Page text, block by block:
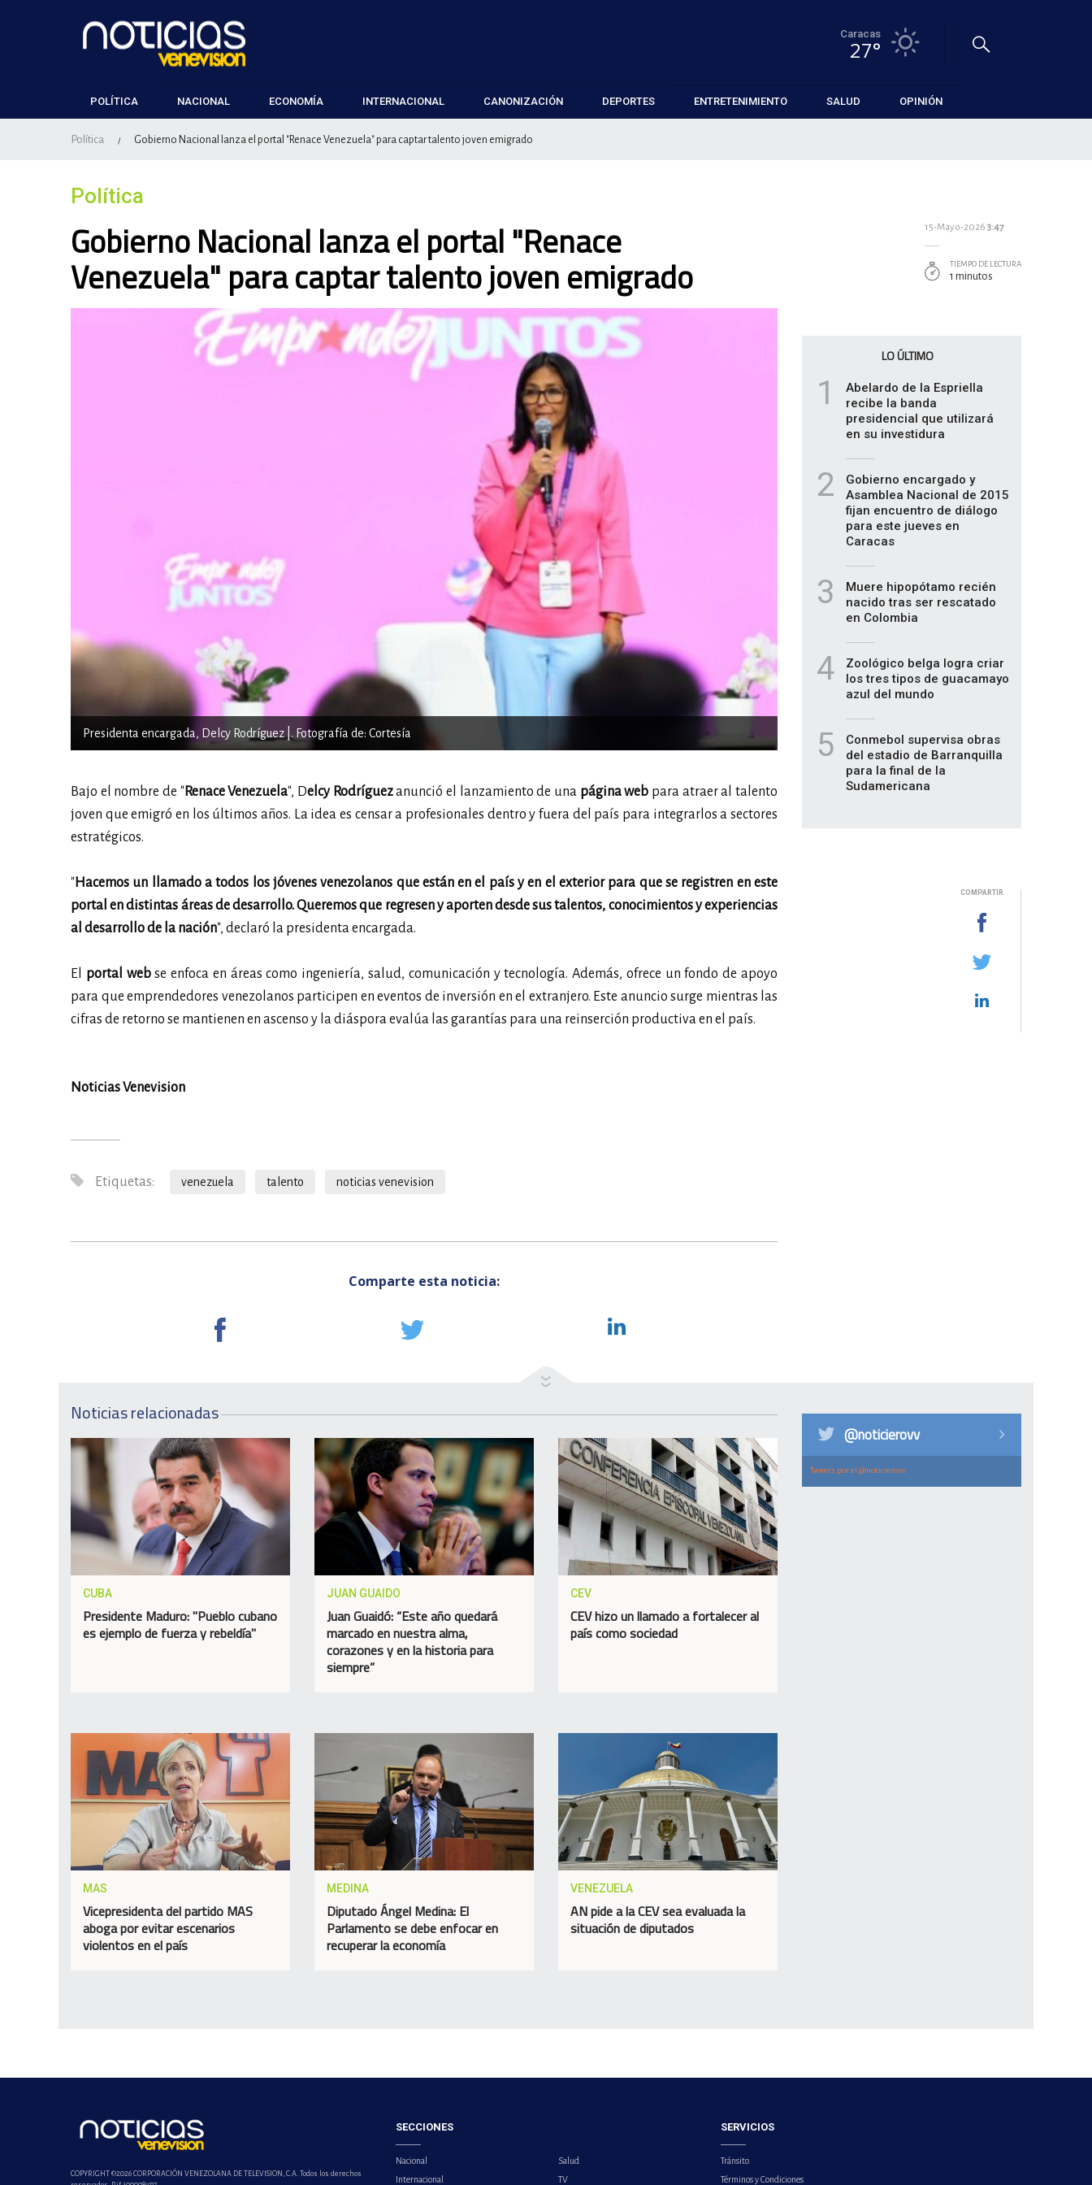
Caracas
27°
POLÍTICA NACIONAL ECONOMÍA INTERNACIONAL CANONIZACIÓN DEPORTES ENTRETENIMIENTO SALUD OPINIÓN
Política / Gobierno Nacional lanza el portal "Renace Venezuela" para captar talento joven emigrado
Política
Gobierno Nacional lanza el portal "Renace
Venezuela" para captar talento joven emigrado
Presidenta encargada, Delcy Rodríguez |. Fotografía de: Cortesía
Bajo el nombre de "Renace Venezuela", Delcy Rodríguezanunció el lanzamiento de una página web para atraer al talento
joven que emigró en los últimos años. La idea es censar a profesionales dentro y fuera del país para integrarlos a sectores
estratégicos.
"Hacemos un llamado a todos los jóvenes venezolanos que están en el país y en el exterior para que se registren en este
portal en distintas áreas de desarrollo. Queremos que regresen y aporten desde sus talentos, conocimientos y experiencias
al desarrollo de la nación", declaró la presidenta encargada.
El portal webse enfoca en áreas como ingeniería, salud, comunicación y tecnología. Además, ofrece un fondo de apoyo
para que emprendedores venezolanos participen en eventos de inversión en el extranjero. Este anuncio surge mientras las
cifras de retorno se mantienen en ascenso y la diáspora evalúa las garantías para una reinserción productiva en el país.
Noticias Venevision
Etiquetas: venezuela talento noticias venevision
Comparte esta noticia:
15-Mayo-2026 3:47
TIEMPO DE LECTURA
1 minutos
LO ÚLTIMO
1
Abelardo de la Espriella
recibe la banda
presidencial que utilizará
en su investidura
2
Gobierno encargado y
Asamblea Nacional de 2015
fijan encuentro de diálogo
para este jueves en
Caracas
3
Muere hipopótamo recién
nacido tras ser rescatado
en Colombia
4
Zoológico belga logra criar
los tres tipos de guacamayo
azul del mundo
5
Conmebol supervisa obras
del estadio de Barranquilla
para la final de la
Sudamericana
COMPARTIR
Noticias relacionadas
CUBA
Presidente Maduro: "Pueblo cubano
es ejemplo de fuerza y rebeldía"
JUAN GUAIDO
Juan Guaidó: “Este año quedará
marcado en nuestra alma,
corazones y en la historia para
siempre”
CEV
CEV hizo un llamado a fortalecer al
país como sociedad
MAS
Vicepresidenta del partido MAS
aboga por evitar escenarios
violentos en el país
MEDINA
Diputado Ángel Medina: El
Parlamento se debe enfocar en
recuperar la economía
VENEZUELA
AN pide a la CEV sea evaluada la
situación de diputados
@noticierovv
Tweets por el @noticierovv.
COPYRIGHT ©2026 CORPORACIÓN VENEZOLANA DE TELEVISION, C.A. Todos los derechos
SECCIONES
Nacional
Internacional
Salud
TV
SERVICIOS
Tránsito
Términos y Condiciones